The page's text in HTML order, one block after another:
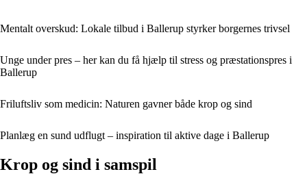
Mentalt overskud: Lokale tilbud i Ballerup styrker borgernes trivsel
Unge under pres – her kan du få hjælp til stress og præstationspres i
Ballerup
Friluftsliv som medicin: Naturen gavner både krop og sind
Planlæg en sund udflugt – inspiration til aktive dage i Ballerup
Krop og sind i samspil